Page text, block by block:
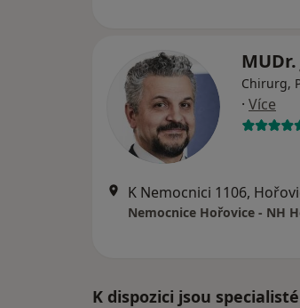
Chirurg,
· Více
K Nemocnici 1106,
Nemocnice Hořovice - NH
K dispozici jsou specialisté